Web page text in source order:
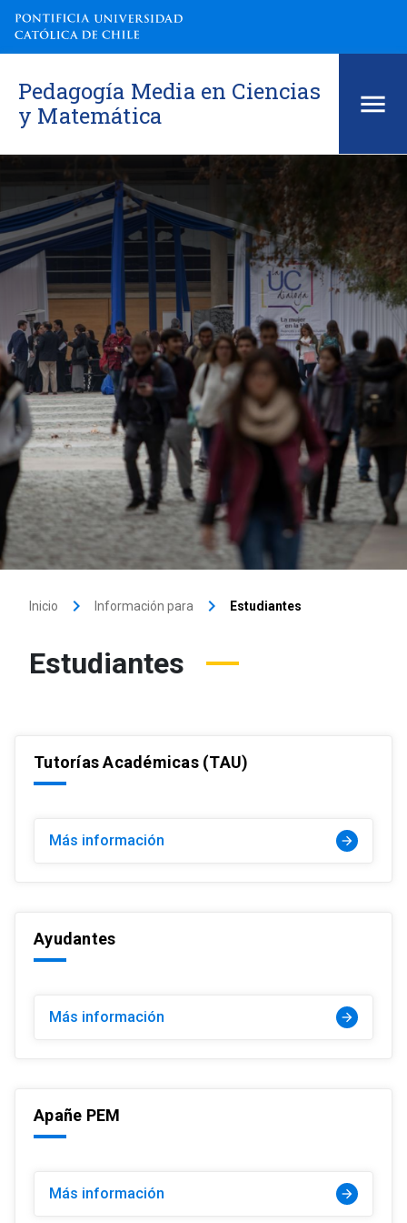
Pedagogía Media en Ciencias
y Matemática
Inicio keyboard_arrow_right Información para keyboard_arrow_right Estudiantes
Estudiantes
Tutorías Académicas (TAU)
Más información arrow_forward
Ayudantes
Más información arrow_forward
Apañe PEM
Más información arrow_forward